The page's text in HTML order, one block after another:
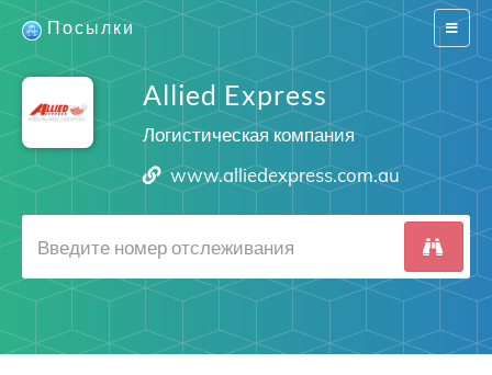
Switch
Посылки
Allied Express
Логистическая компания
www.alliedexpress.com.au